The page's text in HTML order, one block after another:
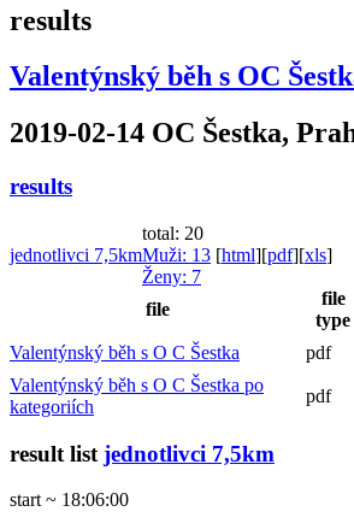
results
Valentýnský běh s OC
2019-02-14 OC Šestka,
results
jednotlivci 7,5km
total: 20
Muži: 13
Ženy: 7
[html][pdf][xls]
file
file
type
Valentýnský běh s O C Šestka pdf
Valentýnský běh s O C Šestka po
kategoriích
pdf
result list jednotlivci 7,5km
start ~ 18:06:00